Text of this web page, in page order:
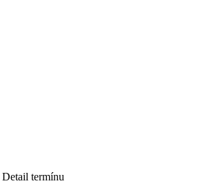
Detail termínu